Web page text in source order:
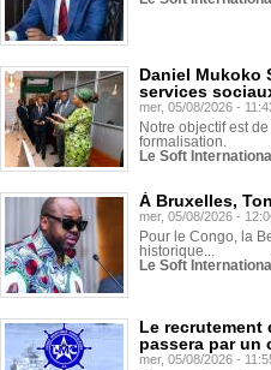
Daniel Mukoko
services
mer, 05/08/2026 -
Notre objectif est
formalisation.
Le Soft
À Bruxelles,
mer, 05/08/2026 -
Pour le Congo, la
historique...
Le Soft
Le recrutement
passera par un
mer, 05/08/2026 -